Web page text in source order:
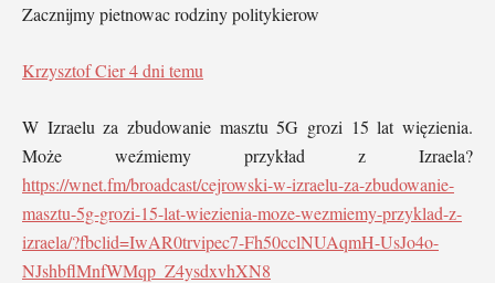
Zacznijmy pietnowac rodziny politykierow
Krzysztof Cier4 dni temu
W Izraelu za zbudowanie masztu 5G grozi 15 lat więzienia.
Może weźmiemy przykład z Izraela?
https://wnet.fm/broadcast/cejrowski-w-izraelu-za-zbudowanie-
masztu-5g-grozi-15-lat-wiezienia-moze-wezmiemy-przyklad-z-
izraela/?fbclid=IwAR0trvipec7-Fh50cclNUAqmH-UsJo4o-
NJshbflMnfWMqp_Z4ysdxvhXN8